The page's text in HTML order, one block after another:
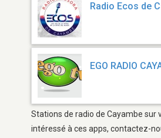
Radio Ecos de
EGO RADIO
Stations de radio de Cayambe sur
intéressé à ces apps, contactez-